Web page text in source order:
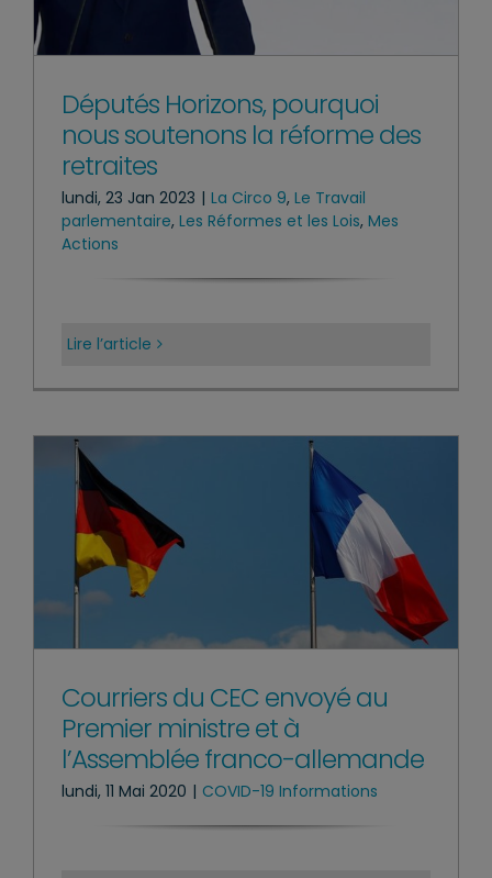
Députés Horizons, pourquoi
nous soutenons la réforme des
retraites
lundi, 23 Jan 2023 | La Circo 9, Le Travail
parlementaire, Les Réformes et les Lois, Mes
Actions
Lire l’article
Courriers du CEC envoyé au
Premier ministre et à
l’Assemblée franco-allemande
lundi, 11 Mai 2020 | COVID-19 Informations